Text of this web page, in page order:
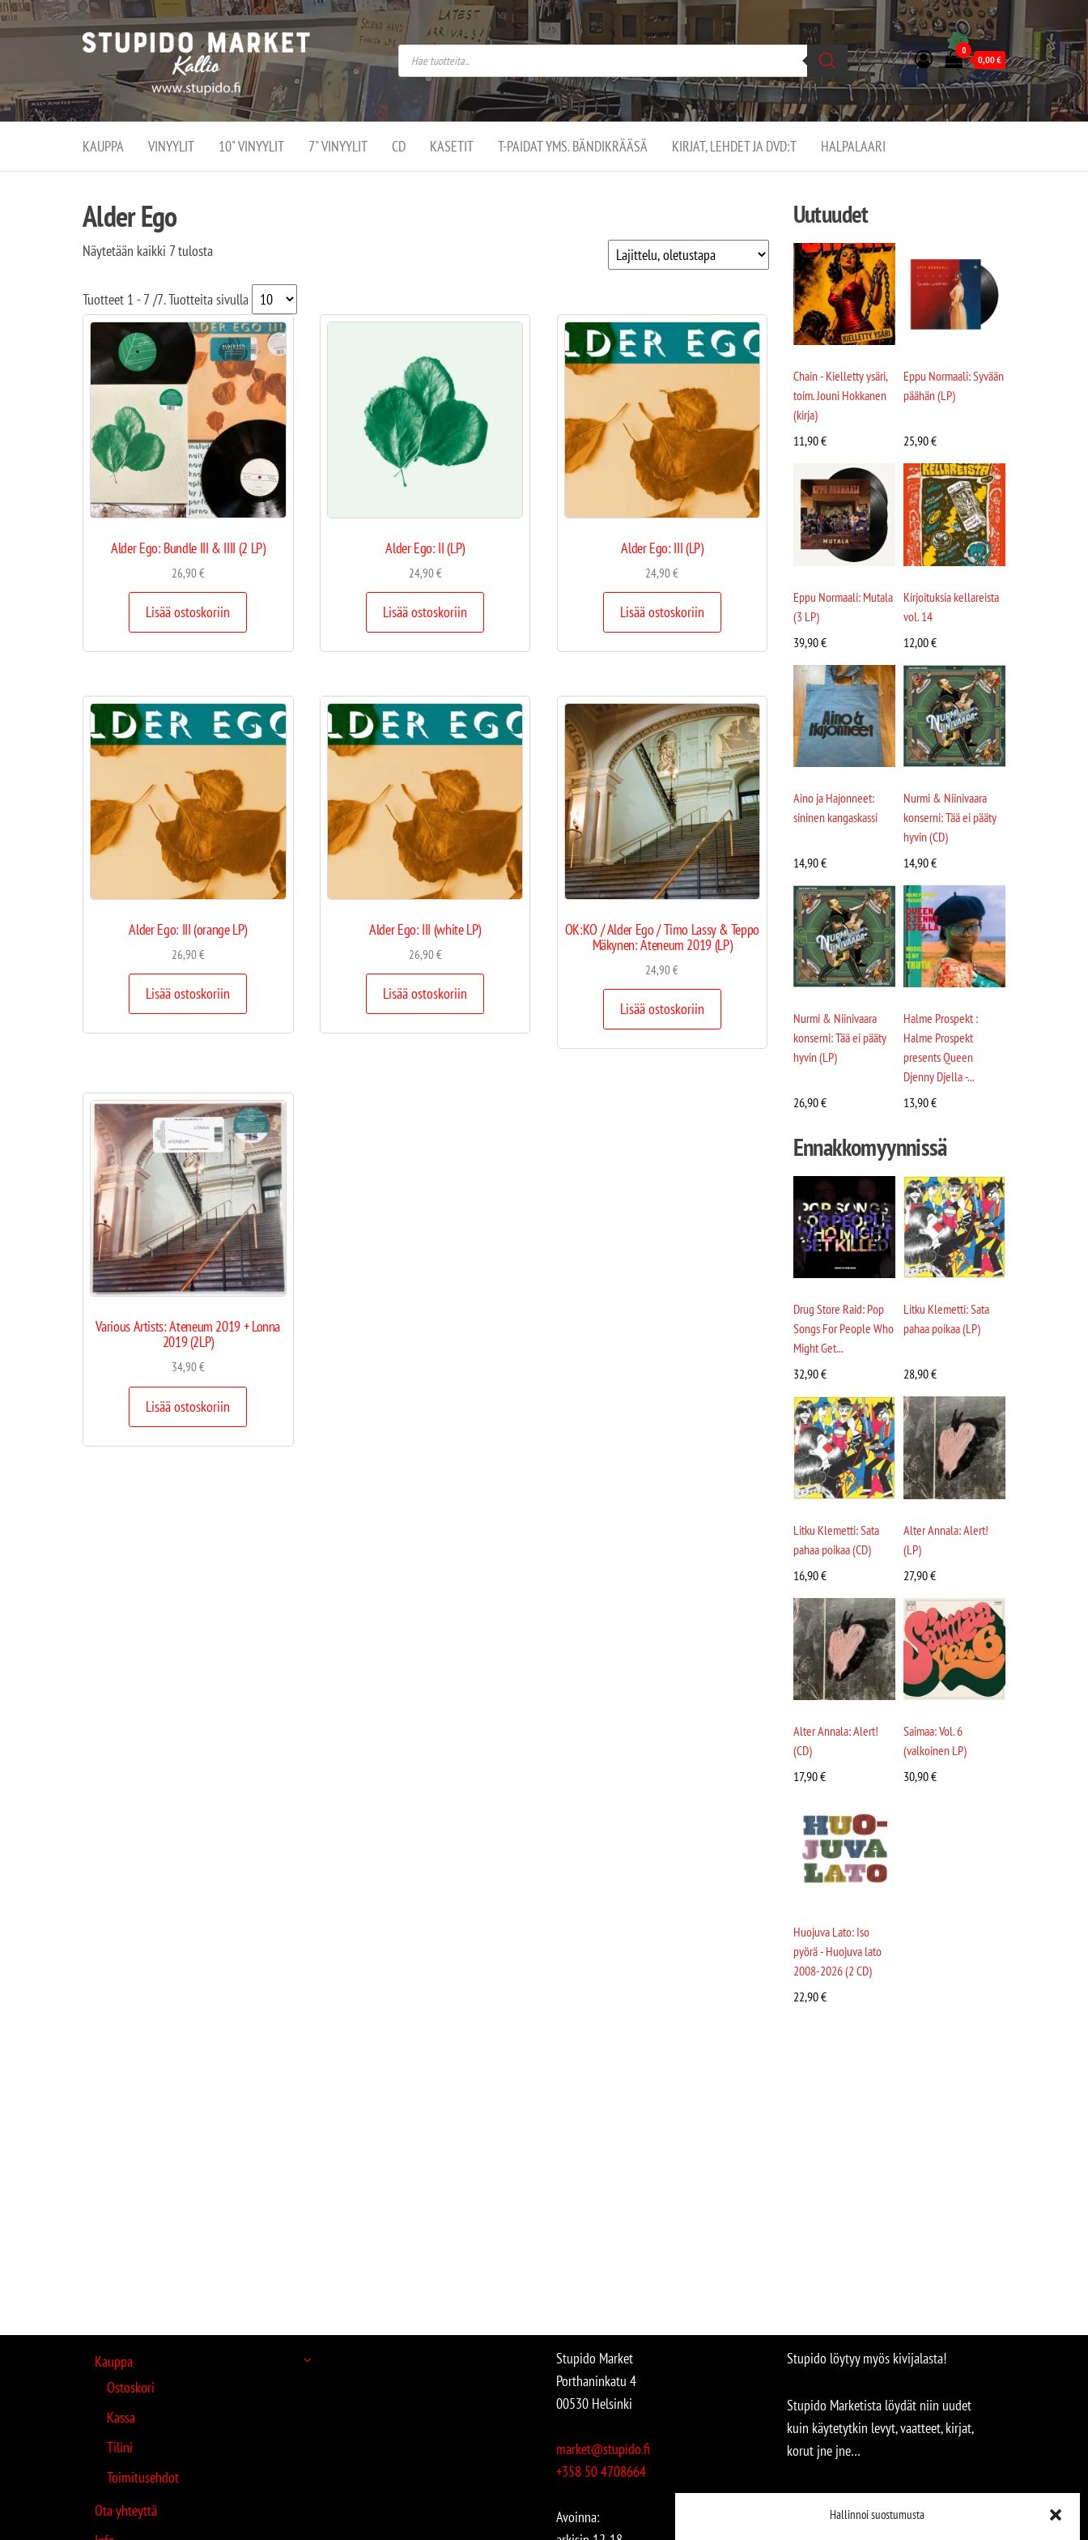
Hallinnoi suostumusta
Stupido
Market –
verkossa
ja
kivijalassa
Stupido Market on
vaihtoehtomusaan
erikoistunut
verkko- sekä
kivijalkakauppa
Helsingissä
Kallion
0
0,00€
KAUPPA VINYYLIT 10" VINYYLIT 7" VINYYLIT CD KASETIT T-PAIDAT YMS. BÄNDIKRÄÄSÄ KIRJAT, LEHDET JA DVD:T HALPALAARI
Alder Ego
Näytetään kaikki 7 tulosta
Tuotteet 1 - 7 /7. Tuotteita sivulla
Alder Ego: Bundle III & IIII (2 LP)
26,90€
Lisää ostoskoriin
Alder Ego: II (LP)
24,90€
Lisää ostoskoriin
Alder Ego: III (LP)
24,90€
Lisää ostoskoriin
Alder Ego: III (orange LP)
26,90€
Lisää ostoskoriin
Alder Ego: III (white LP)
26,90€
Lisää ostoskoriin
OK:KO / Alder Ego / Timo Lassy & Teppo
Mäkynen: Ateneum 2019 (LP)
24,90€
Lisää ostoskoriin
Various Artists: Ateneum 2019 + Lonna
2019 (2LP)
34,90€
Lisää ostoskoriin
Uutuudet
Chain - Kielletty ysäri,
toim. Jouni Hokkanen
(kirja)
11,90€
Eppu Normaali: Syvään
päähän (LP)
25,90€
Eppu Normaali: Mutala
(3 LP)
39,90€
Kirjoituksia kellareista
vol. 14
12,00€
Aino ja Hajonneet:
sininen kangaskassi
14,90€
Nurmi & Niinivaara
konserni: Tää ei pääty
hyvin (CD)
14,90€
Nurmi & Niinivaara
konserni: Tää ei pääty
hyvin (LP)
26,90€
Halme Prospekt :
Halme Prospekt
presents Queen
Djenny Djella -...
13,90€
Ennakkomyynnissä
Drug Store Raid: Pop
Songs For People Who
Might Get...
32,90€
Litku Klemetti: Sata
pahaa poikaa (LP)
28,90€
Litku Klemetti: Sata
pahaa poikaa (CD)
16,90€
Alter Annala: Alert!
(LP)
27,90€
Alter Annala: Alert!
(CD)
17,90€
Saimaa: Vol. 6
(valkoinen LP)
30,90€
Huojuva Lato: Iso
pyörä - Huojuva lato
2008-2026 (2 CD)
22,90€
Kauppa
Ostoskori
Kassa
Tilini
Toimitusehdot
Ota yhteyttä
Stupido Market
Porthaninkatu 4
00530 Helsinki
market@stupido.fi
+358 50 4708664
Avoinna:
Stupido löytyy myös kivijalasta!
Stupido Marketista löydät niin uudet
kuin käytetytkin levyt, vaatteet, kirjat,
korut jne jne…